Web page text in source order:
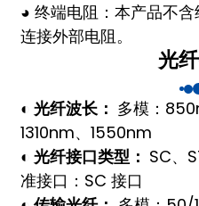
◕ 终端电阻：本产品不
连接外部电阻。
光
◐ 光纤波长： 多模：
1310nm、1550nm
◐ 光纤接口类型： SC、
准接口：SC 接口